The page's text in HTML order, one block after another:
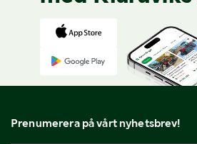
Prenumerera på vårt nyhetsbrev!